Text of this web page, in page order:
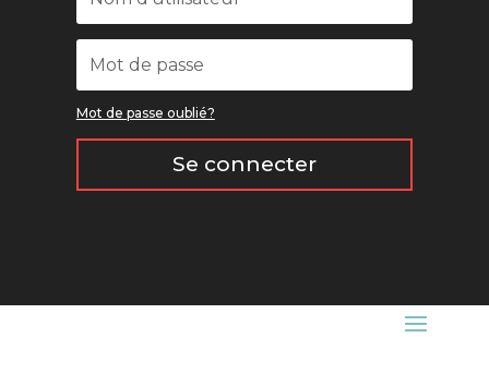
Mot de passe oublié?
Se connecter